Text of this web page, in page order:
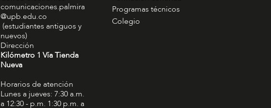
comunicaciones.palmira
@upb.edu.co
(estudiantes antiguos y
nuevos)
Dirección
Kilómetro 1 Vía Tienda
Nueva
Horarios de atención
Lunes a jueves: 7:30 a.m.
a 12:30 - p.m. 1:30 p.m. a
Programas técnicos
Colegio